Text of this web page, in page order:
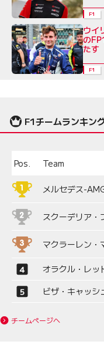
F1
ウイ
の
たす
F1
F1チームランキン
Pos. Team
メルセデス-
スクーデリア・
マクラーレン・
オラクル・レッ
ビザ・キャッシ
チームページへ